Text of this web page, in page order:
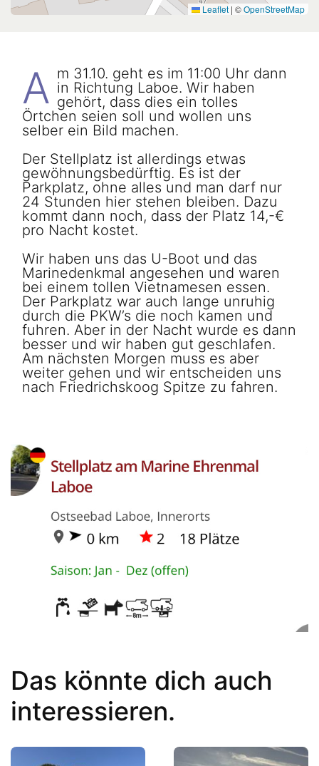
Leaflet | ©OpenStreetMap
A m 31.10. geht es im 11:00 Uhr dann
in Richtung Laboe. Wir haben
gehört, dass dies ein tolles
Örtchen seien soll und wollen uns
selber ein Bild machen.
Der Stellplatz ist allerdings etwas
gewöhnungsbedürftig. Es ist der
Parkplatz, ohne alles und man darf nur
24 Stunden hier stehen bleiben. Dazu
kommt dann noch, dass der Platz 14,-€
pro Nacht kostet.
Wir haben uns das U-Boot und das
Marinedenkmal angesehen und waren
bei einem tollen Vietnamesen essen.
Der Parkplatz war auch lange unruhig
durch die PKW’s die noch kamen und
fuhren. Aber in der Nacht wurde es dann
besser und wir haben gut geschlafen.
Am nächsten Morgen muss es aber
weiter gehen und wir entscheiden uns
nach Friedrichskoog Spitze zu fahren.
Das könnte dich auch
interessieren.